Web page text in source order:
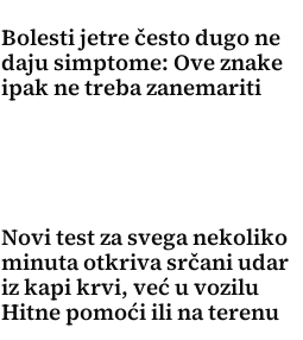
Bolesti jetre često dugo ne
daju simptome: Ove znake
ipak ne treba zanemariti
Novi test za svega nekoliko
minuta otkriva srčani udar
iz kapi krvi, već u vozilu
Hitne pomoći ili na terenu